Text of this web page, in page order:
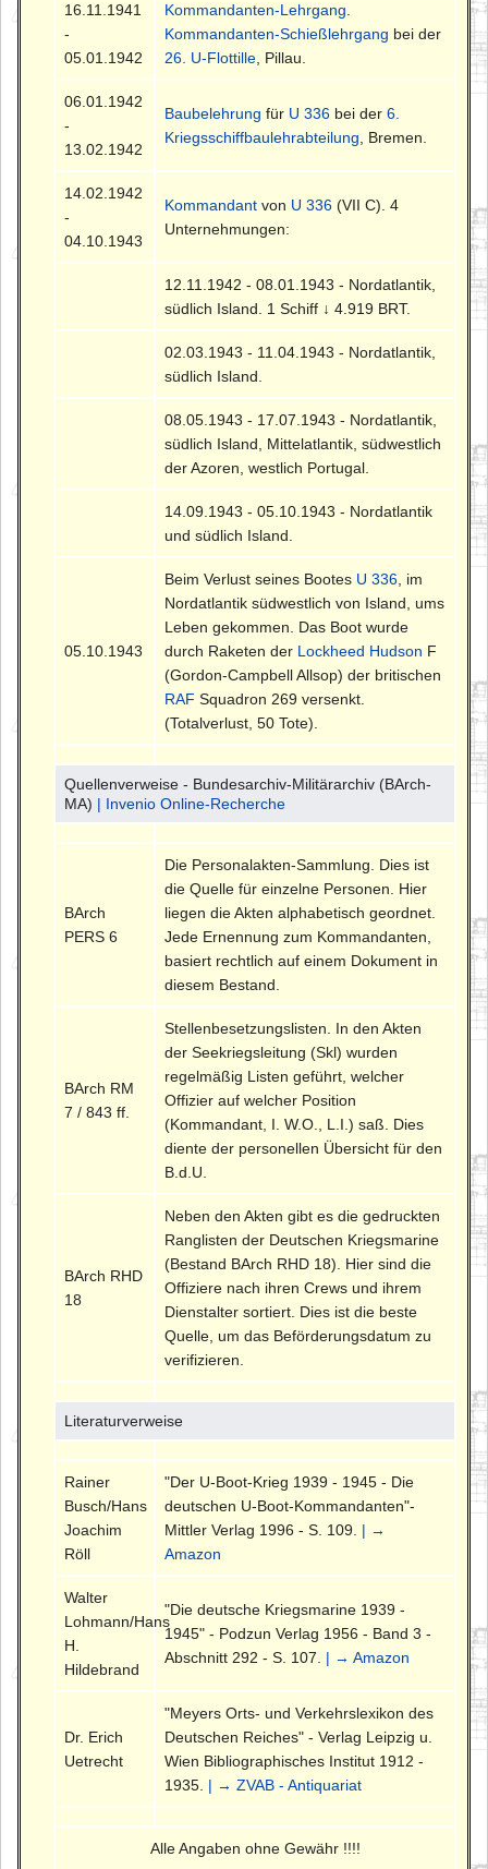
16.11.1941
-
05.01.1942
Kommandanten-Lehrgang
Kommandanten-Schießlehrgang bei der
26. U-Flottille , Pillau.
06.01.1942
-
13.02.1942
Baubelehrung für U 336 bei der6.
Kriegsschiffbaulehrabteilung , Bremen.
14.02.1942
-
04.10.1943
Kommandant von U 336 (VII C). 4
Unternehmungen:
12.11.1942 - 08.01.1943 - Nordatlantik,
südlich Island. 1 Schiff ↓ 4.919 BRT.
02.03.1943 - 11.04.1943 - Nordatlantik,
südlich Island.
08.05.1943 - 17.07.1943 - Nordatlantik,
südlich Island, Mittelatlantik, südwestlich
der Azoren, westlich Portugal.
14.09.1943 - 05.10.1943 - Nordatlantik
und südlich Island.
05.10.1943
Beim Verlust seines Bootes U 336 , im
Nordatlantik südwestlich von Island, ums
Leben gekommen. Das Boot wurde
durch Raketen der Lockheed Hudson F
(Gordon-Campbell Allsop) der britischen
RAF Squadron 269 versenkt.
(Totalverlust, 50 Tote).
Quellenverweise - Bundesarchiv-Militärarchiv (BArch-
MA) | Invenio Online-Recherche
BArch
PERS 6
Die Personalakten-Sammlung. Dies ist
die Quelle für einzelne Personen. Hier
liegen die Akten alphabetisch geordnet.
Jede Ernennung zum Kommandanten,
basiert rechtlich auf einem Dokument in
diesem Bestand.
BArch RM
7 / 843 ff.
Stellenbesetzungslisten. In den Akten
der Seekriegsleitung (Skl) wurden
regelmäßig Listen geführt, welcher
Offizier auf welcher Position
(Kommandant, I. W.O., L.I.) saß. Dies
diente der personellen Übersicht für den
B.d.U.
BArch RHD
18
Neben den Akten gibt es die gedruckten
Ranglisten der Deutschen Kriegsmarine
(Bestand BArch RHD 18). Hier sind die
Offiziere nach ihren Crews und ihrem
Dienstalter sortiert. Dies ist die beste
Quelle, um das Beförderungsdatum zu
verifizieren.
Literaturverweise
Rainer
Busch/Hans
Joachim
Röll
"Der U-Boot-Krieg 1939 - 1945 - Die
deutschen U-Boot-Kommandanten"-
Mittler Verlag 1996 - S. 109. | →
Amazon
Walter
Lohmann/Hans
H.
Hildebrand
"Die deutsche Kriegsmarine 1939 -
1945" - Podzun Verlag 1956 - Band 3 -
Abschnitt 292 - S. 107. | → Amazon
Dr. Erich
Uetrecht
"Meyers Orts- und Verkehrslexikon des
Deutschen Reiches" - Verlag Leipzig u.
Wien Bibliographisches Institut 1912 -
1935. | → ZVAB - Antiquariat
Alle Angaben ohne Gewähr !!!!